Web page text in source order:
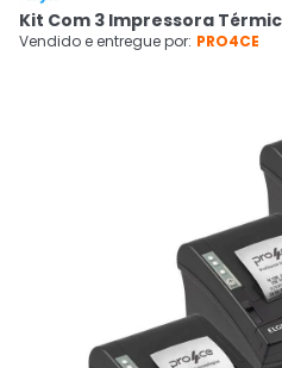
Cupons
Kit Com 3 Impressora
Vendido e entregue por: PRO4CE